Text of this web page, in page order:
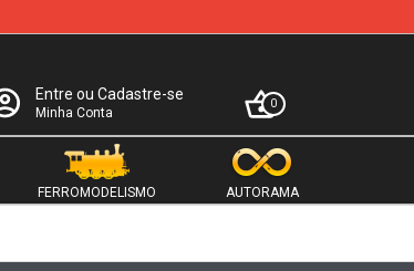
Entre ou Cadastre-se
Minha Conta
0
FERROMODELISMO AUTORAMA